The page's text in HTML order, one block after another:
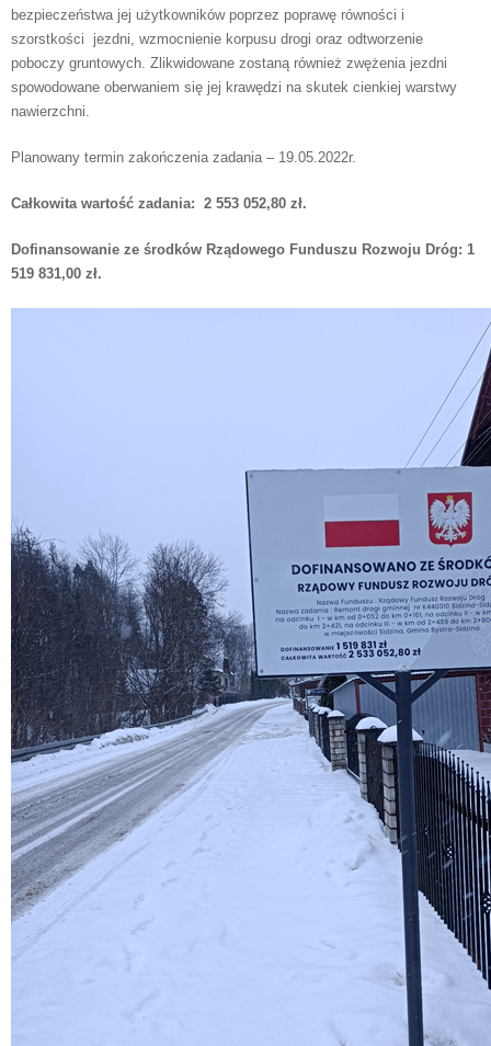
bezpieczeństwa jej użytkowników poprzez poprawę równości i
szorstkości jezdni, wzmocnienie korpusu drogi oraz odtworzenie
poboczy gruntowych. Zlikwidowane zostaną również zwężenia jezdni
spowodowane oberwaniem się jej krawędzi na skutek cienkiej warstwy
nawierzchni.
Planowany termin zakończenia zadania – 19.05.2022r.
Całkowita wartość zadania: 2 553 052,80 zł.
Dofinansowanie ze środków Rządowego Funduszu Rozwoju Dróg: 1
519 831,00 zł.